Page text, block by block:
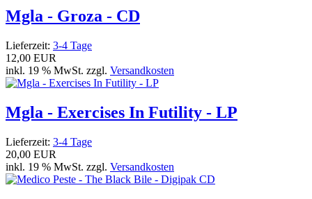
Mgla - Groza - CD
Lieferzeit: 3-4 Tage
12,00 EUR
inkl. 19 % MwSt. zzgl. Versandkosten
Mgla - Exercises In Futility - LP
Lieferzeit: 3-4 Tage
20,00 EUR
inkl. 19 % MwSt. zzgl. Versandkosten